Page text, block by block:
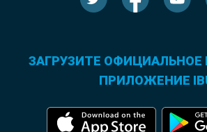
ЗАГРУЗИТЕ
ПРИЛОЖЕНИЕ